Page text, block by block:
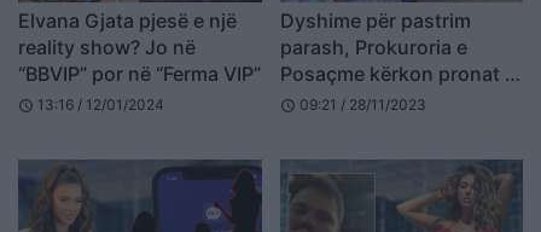
Elvana Gjata pjesë e një
reality show? Jo në
“BBVIP” por në “Ferma VIP”
schedule 13:16 / 12/01/2024
Dyshime për pastrim
parash, Prokuroria e
Posaçme kërkon pronat e
Ervin Matës dhe Erzen
schedule 09:21 / 28/11/2023